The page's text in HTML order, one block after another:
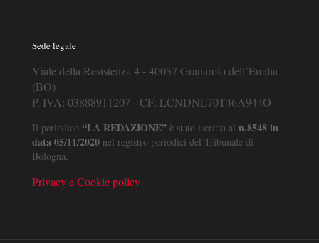
Sede legale
Viale della Resistenza 4 - 40057 Granarolo dell’Emilia
(BO)
P. IVA: 03888911207 - CF: LCNDNL70T46A944O
Il periodico “LA REDAZIONE” è stato iscritto al n.8548 in
data 05/11/2020 nel registro periodici del Tribunale di
Bologna.
Privacy e Cookie policy